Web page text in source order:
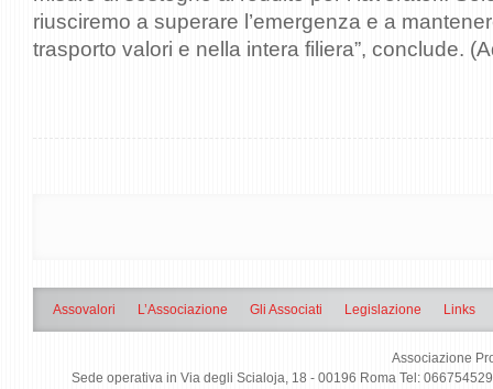
riusciremo a superare l’emergenza e a
trasporto valori e nella intera filiera”, conclude.
Assovalori L’Associazione Gli Associati Legislazione Links
Associazione
Sede operativa in Via degli Scialoja, 18 - 00196 Roma Tel: